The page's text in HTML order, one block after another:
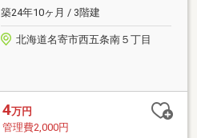
築24年10ヶ月 / 3階建
北海道名寄市西五条南５丁目
4万円
管理費2,000円